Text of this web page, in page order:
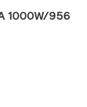
1000W/956